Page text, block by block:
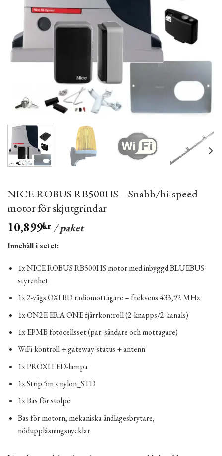
NICE ROBUS RB500HS – Snabb/hi-speed
motor för skjutgrindar
10,899kr / paket
Innehåll i setet:
1x NICE ROBUS RB500HS motor med inbyggd BLUEBUS-
styrenhet
1x 2-vägs OXI BD radiomottagare – frekvens 433,92 MHz
1x ON2E ERA ONE fjärrkontroll (2-knapps/2-kanals)
1x EPMB fotocellsset (par: sändare och mottagare)
WiFi-kontroll + gateway-status + antenn
1x PROXI.LED-lampa
1x Strip 5m x nylon_STD
1x Bas för stolpe
Bas för motorn, mekaniska ändlägesbrytare,
nödupplåsningsnycklar